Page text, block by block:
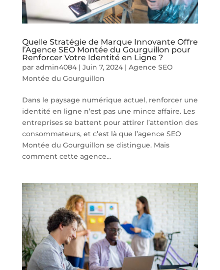
Quelle Stratégie de Marque Innovante Offre
l’Agence SEO Montée du Gourguillon pour
Renforcer Votre Identité en Ligne ?
par admin4084| Juin 7, 2024| Agence SEO
Montée du Gourguillon
Dans le paysage numérique actuel, renforcer une
identité en ligne n’est pas une mince affaire. Les
entreprises se battent pour attirer l’attention des
consommateurs, et c’est là que l’agence SEO
Montée du Gourguillon se distingue. Mais
comment cette agence...